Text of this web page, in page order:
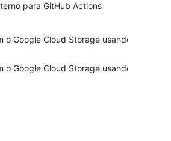
para GitHub Actions
o Google Cloud Storage usando
o Google Cloud Storage usando